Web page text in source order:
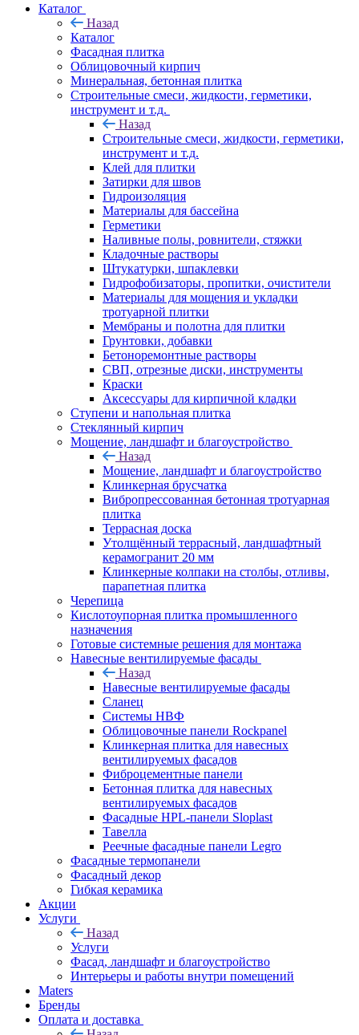
Каталог
Назад
Каталог
Фасадная плитка
Облицовочный кирпич
Минеральная, бетонная плитка
Строительные смеси, жидкости, герметики,
инструмент и т.д.
Назад
Строительные смеси, жидкости, герметики,
инструмент и т.д.
Клей для плитки
Затирки для швов
Гидроизоляция
Материалы для бассейна
Герметики
Наливные полы, ровнители, стяжки
Кладочные растворы
Штукатурки, шпаклевки
Гидрофобизаторы, пропитки, очистители
Материалы для мощения и укладки
тротуарной плитки
Мембраны и полотна для плитки
Грунтовки, добавки
Бетоноремонтные растворы
СВП, отрезные диски, инструменты
Краски
Аксессуары для кирпичной кладки
Ступени и напольная плитка
Cтеклянный кирпич
Мощение, ландшафт и благоустройство
Назад
Мощение, ландшафт и благоустройство
Клинкерная брусчатка
Вибропрессованная бетонная тротуарная
плитка
Террасная доска
Утолщённый террасный, ландшафтный
керамогранит 20 мм
Клинкерные колпаки на столбы, отливы,
парапетная плитка
Черепица
Кислотоупорная плитка промышленного
назначения
Готовые системные решения для монтажа
Навесные вентилируемые фасады
Назад
Навесные вентилируемые фасады
Сланец
Системы НВФ
Облицовочные панели Rockpanel
Клинкерная плитка для навесных
вентилируемых фасадов
Фиброцементные панели
Бетонная плитка для навесных
вентилируемых фасадов
Фасадные HPL-панели Sloplast
Тавелла
Реечные фасадные панели Legro
Фасадные термопанели
Фасадный декор
Гибкая керамика
Акции
Услуги
Назад
Услуги
Фасад, ландшафт и благоустройство
Интерьеры и работы внутри помещений
Maters
Бренды
Оплата и доставка